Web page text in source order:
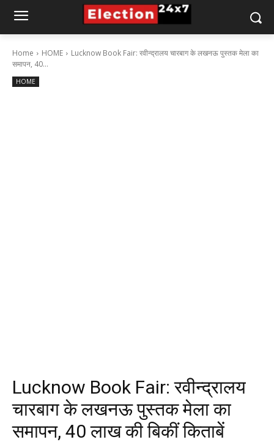
Home HOME
Lucknow Book Fair: रवीन्द्रालय चारबाग के लखनऊ पुस्तक मेला का
समापन, 40...
HOME
Lucknow Book Fair: रवीन्द्रालय
चारबाग के लखनऊ पुस्तक मेला का
समापन, 40 लाख की बिकीं किताबें